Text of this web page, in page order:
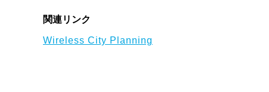
関連リンク
Wireless City Planning